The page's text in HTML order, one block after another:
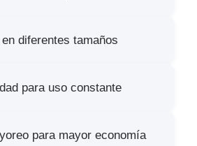
diferentes tamaños
para uso constante
para mayor economía